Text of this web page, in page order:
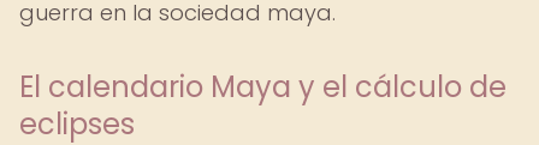
guerra en la sociedad maya.
El calendario Maya y el cálculo de
eclipses